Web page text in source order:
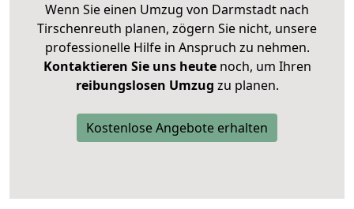
Wenn Sie einen Umzug von Darmstadt nach
Tirschenreuth planen, zögern Sie nicht, unsere
professionelle Hilfe in Anspruch zu nehmen.
Kontaktieren Sie uns heutenoch, um Ihren
reibungslosen Umzug zu planen.
Kostenlose Angebote erhalten